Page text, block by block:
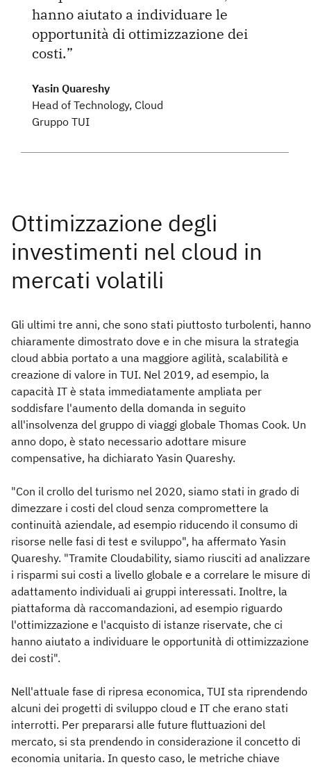
hanno aiutato a individuare le
opportunità di ottimizzazione dei
costi.
Yasin Quareshy
Head of Technology, Cloud
Gruppo TUI
Gli ultimi tre anni, che sono stati piuttosto turbolenti, hanno
chiaramente dimostrato dove e in che misura la strategia
cloud abbia portato a una maggiore agilità, scalabilità e
creazione di valore in TUI. Nel 2019, ad esempio, la
capacità IT è stata immediatamente ampliata per
soddisfare l'aumento della domanda in seguito
all'insolvenza del gruppo di viaggi globale Thomas Cook. Un
anno dopo, è stato necessario adottare misure
compensative, ha dichiarato Yasin Quareshy.
"Con il crollo del turismo nel 2020, siamo stati in grado di
dimezzare i costi del cloud senza compromettere la
continuità aziendale, ad esempio riducendo il consumo di
risorse nelle fasi di test e sviluppo", ha affermato Yasin
Quareshy. "Tramite Cloudability, siamo riusciti ad analizzare
i risparmi sui costi a livello globale e a correlare le misure di
adattamento individuali ai gruppi interessati. Inoltre, la
piattaforma dà raccomandazioni, ad esempio riguardo
l'ottimizzazione e l'acquisto di istanze riservate, che ci
hanno aiutato a individuare le opportunità di ottimizzazione
dei costi".
Nell'attuale fase di ripresa economica, TUI sta riprendendo
alcuni dei progetti di sviluppo cloud e IT che erano stati
interrotti. Per prepararsi alle future fluttuazioni del
mercato, si sta prendendo in considerazione il concetto di
economia unitaria. In questo caso, le metriche chiave